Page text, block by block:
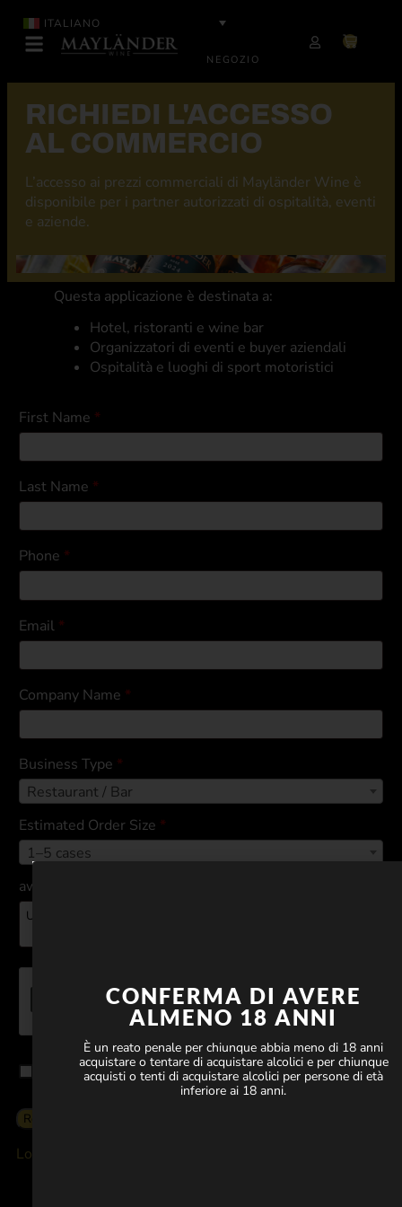
ITALIANO
NEGOZIO
RICHIEDI L'ACCESSO
AL COMMERCIO
L’accesso ai prezzi commerciali di Mayländer Wine è
disponibile per i partner autorizzati di ospitalità, eventi
e aziende.
Questa applicazione è destinata a:
Hotel, ristoranti e wine bar
Organizzatori di eventi e buyer aziendali
Ospitalità e luoghi di sport motoristici
First Name *
Last Name *
Phone *
Email *
Company Name *
Business Type *
Restaurant / Bar
Estimated Order Size *
1–5 cases
awsr
Terms & Conditions
Log In
CONFERMA DI AVERE
ALMENO 18 ANNI
È un reato penale per chiunque abbia meno di 18 anni
acquistare o tentare di acquistare alcolici e per chiunque
acquisti o tenti di acquistare alcolici per persone di età
inferiore ai 18 anni.